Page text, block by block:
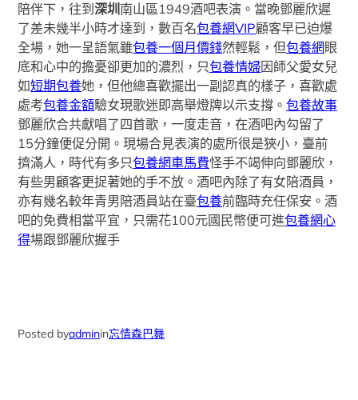
陪伴下，往到深圳 南山區1949酒吧表演。當晚鄧麗欣遲
了差未幾半小時才達到，數百名包養網VIP顧客早已迫爆
全場，她一呈語氣雖包養一個月價錢然輕鬆，但包養網 眼
底和心中的擔憂卻更加的濃烈，只包養情婦因師父愛女兒
如短期包養她，但他總喜歡擺出一副認真的樣子，喜歡處
處考包養金額驗女現歌迷即高舉燈牌以示支撐。包養故事
鄧麗欣合共獻唱了四首歌，一度走音，在酒吧內勾留了
15分鐘便促分開。現場合見表演的處所很是狹小，臺前
擠滿人，時代有多只包養網車馬費怪手不竭伸向鄧麗欣，
有些男顧客更捉著她的手不放。酒吧內除了有女陪酒員，
亦有幾名較年青男陪酒員站在臺包養前臨時充任保安。酒
吧的免費相當平宜，只需花100元國民幣便可進包養網心
得場跟鄧麗欣握手
Posted byadminin忘情森巴舞